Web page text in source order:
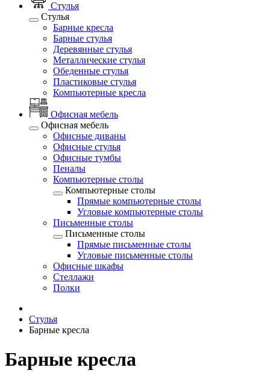
Стулья
Стулья
Барные кресла
Барные стулья
Деревянные стулья
Металлические стулья
Обеденные стулья
Пластиковые стулья
Компьютерные кресла
Офисная мебель
Офисная мебель
Офисные диваны
Офисные стулья
Офисные тумбы
Пеналы
Компьютерные столы
Компьютерные столы
Прямые компьютерные столы
Угловые компьютерные столы
Письменные столы
Письменные столы
Прямые письменные столы
Угловые письменные столы
Офисные шкафы
Стеллажи
Полки
Стулья
Барные кресла
Барные кресла